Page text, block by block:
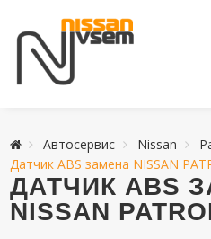
Автосервис Nissan
Датчик ABS замена NISSAN
ДАТЧИК ABS
NISSAN